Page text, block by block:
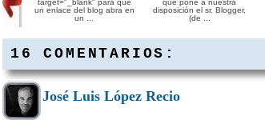
target="_blank" para que
un enlace del blog abra en
un ...
que pone a nuestra
disposición el sr. Blogger,
(de ...
Eliminar bordes en
16 COMENTARIOS:
José Luis López Recio